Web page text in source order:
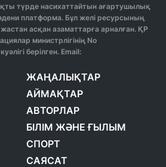
түрде насихаттайтын ағартушылық
платформа. Бұл желі ресурсының
асқан азаматтарға арналған. ҚР
министрлігінің No
берілген. Email:
ЖАҢАЛЫҚТАР
АЙМАҚТАР
АВТОРЛАР
БІЛІМ ЖӘНЕ ҒЫЛЫМ
СПОРТ
САЯСАТ